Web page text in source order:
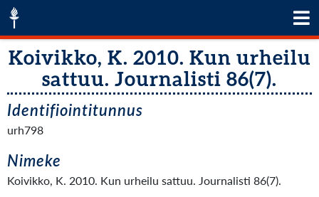
Koivikko, K. 2010. Kun urheilu
sattuu. Journalisti 86(7).
Identifiointitunnus
urh798
Nimeke
Koivikko, K. 2010. Kun urheilu sattuu. Journalisti 86(7).